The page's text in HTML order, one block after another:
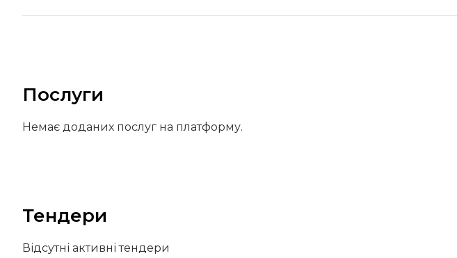
Послуги
Немає доданих послуг на платформу.
Тендери
Відсутні активні тендери